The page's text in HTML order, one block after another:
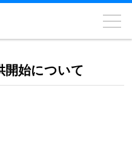
開始について